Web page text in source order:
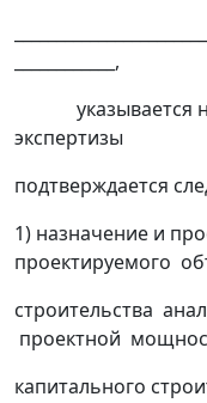
____________,
указывается
экспертизы
подтверждается
1) назначение и
проектируемого
строительства
проектной
капитального